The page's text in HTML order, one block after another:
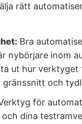
rätt
Bra
nybörjare inom
ut hur
gränssnitt och
för
dina